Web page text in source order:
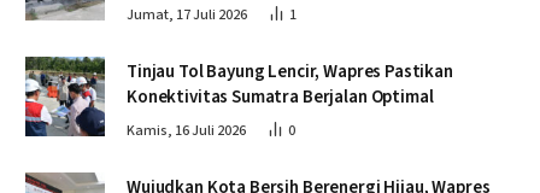
Jumat, 17 Juli 2026 1
Tinjau Tol Bayung Lencir, Wapres Pastikan
Konektivitas Sumatra Berjalan Optimal
Kamis, 16 Juli 2026 0
Wujudkan Kota Bersih Berenergi Hijau, Wapres